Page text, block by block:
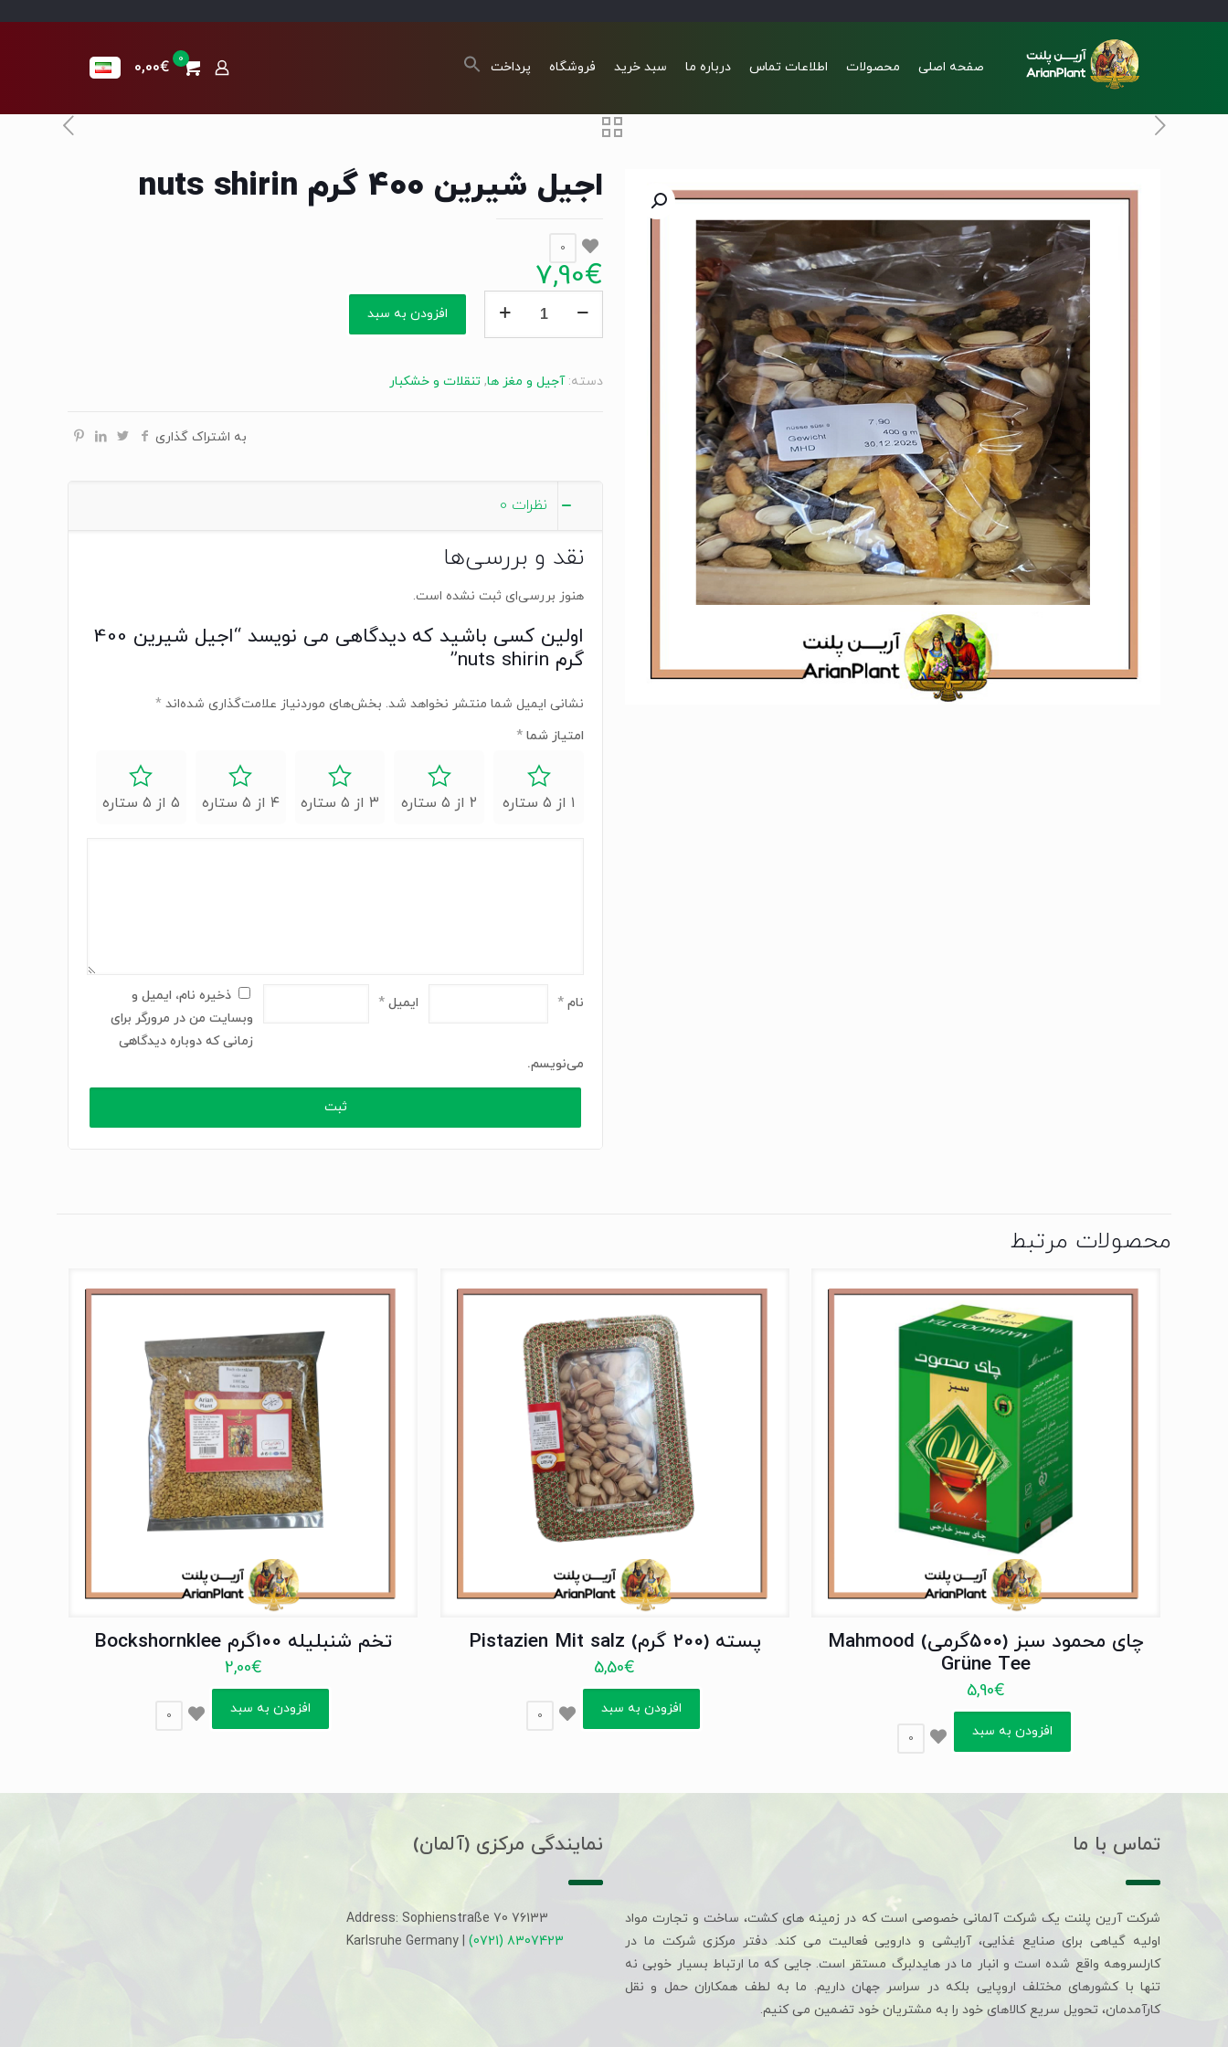
صفحه اصلی محصولات اطلاعات تماس درباره ما سبد خرید فروشگاه پرداخت 0
0,00€
اجیل شیرین 400 گرم nuts shirin
0
7,90€
افزودن به سبد
دسته:آجیل و مغز ها, تنقلات و خشکبار
به اشتراک گذاری
نظرات 0
نقد و بررسی‌ها
هنوز بررسی‌ای ثبت نشده است.
اولین کسی باشید که دیدگاهی می نویسد “اجیل شیرین 400
گرم nuts shirin”
نشانی ایمیل شما منتشر نخواهد شد. بخش‌های موردنیاز علامت‌گذاری شده‌اند *
امتیاز شما *
۱ از ۵ ستاره ۲ از ۵ ستاره ۳ از ۵ ستاره ۴ از ۵ ستاره ۵ از ۵ ستاره
نام * ایمیل*
ذخیره نام، ایمیل و
وبسایت من در مرورگر برای
زمانی که دوباره دیدگاهی
می‌نویسم.
محصولات مرتبط
چای محمود سبز (500گرمی) Mahmood
Grüne Tee
5,90€
افزودن به سبد 0
پسته (200 گرم) Pistazien Mit salz
5,50€
افزودن به سبد 0
تخم شنبلیله 100گرم Bockshornklee
2,00€
افزودن به سبد 0
تماس با ما
شرکت آرین پلنت یک شرکت آلمانی خصوصی است که در زمینه های کشت، ساخت و تجارت مواد
اولیه گیاهی برای صنایع غذایی، آرایشی و دارویی فعالیت می کند. دفتر مرکزی شرکت ما در
کارلسروهه واقع شده است و انبار ما در هایدلبرگ مستقر است. جایی که ما ارتباط بسیار خوبی نه
تنها با کشورهای مختلف اروپایی بلکه در سراسر جهان داریم. ما به لطف همکاران حمل و نقل
کارآمدمان، تحویل سریع کالاهای خود را به مشتریان خود تضمین می کنیم.
نمایندگی مرکزی (آلمان)
Address: Sophienstraße 70 76133
Karlsruhe Germany | (0721) 8307423